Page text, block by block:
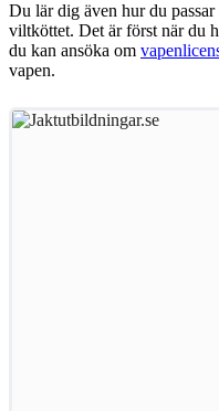
Du lär dig även hur du
viltköttet. Det är först när du
du kan ansöka om
vapen.